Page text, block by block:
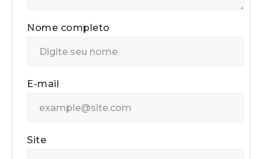
Nome completo
E-mail
Site